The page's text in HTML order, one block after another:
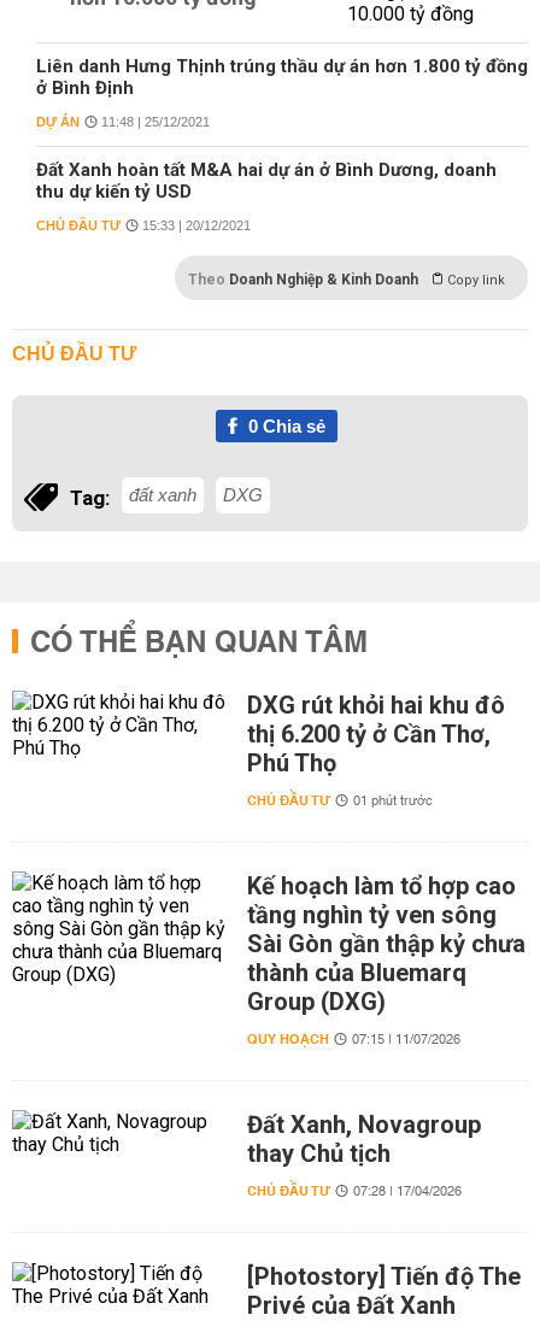
Liên danh Hưng Thịnh trúng thầu dự án hơn 1.800 tỷ đồng
ở Bình Định
DỰ ÁN 11:48 | 25/12/2021
Đất Xanh hoàn tất M&A hai dự án ở Bình Dương, doanh
thu dự kiến tỷ USD
CHỦ ĐẦU TƯ 15:33 | 20/12/2021
Theo Doanh Nghiệp & Kinh Doanh Copy link
CHỦ ĐẦU TƯ
0Chia sẻ
Tag: đất xanh DXG
CÓ THỂ BẠN QUAN TÂM
DXG rút khỏi hai khu đô
thị 6.200 tỷ ở Cần Thơ,
Phú Thọ
CHỦ ĐẦU TƯ 01 phút trước
Kế hoạch làm tổ hợp cao
tầng nghìn tỷ ven sông
Sài Gòn gần thập kỷ chưa
thành của Bluemarq
Group (DXG)
QUY HOẠCH 07:15 | 11/07/2026
Đất Xanh, Novagroup
thay Chủ tịch
CHỦ ĐẦU TƯ 07:28 | 17/04/2026
[Photostory] Tiến độ The
Privé của Đất Xanh